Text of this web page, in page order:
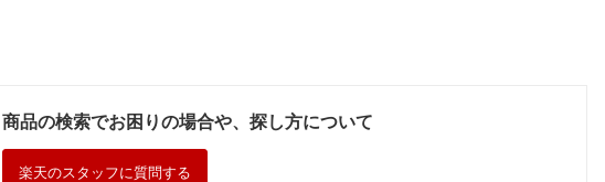
商品の検索でお困りの場合や、探し方について
楽天のスタッフに質問する